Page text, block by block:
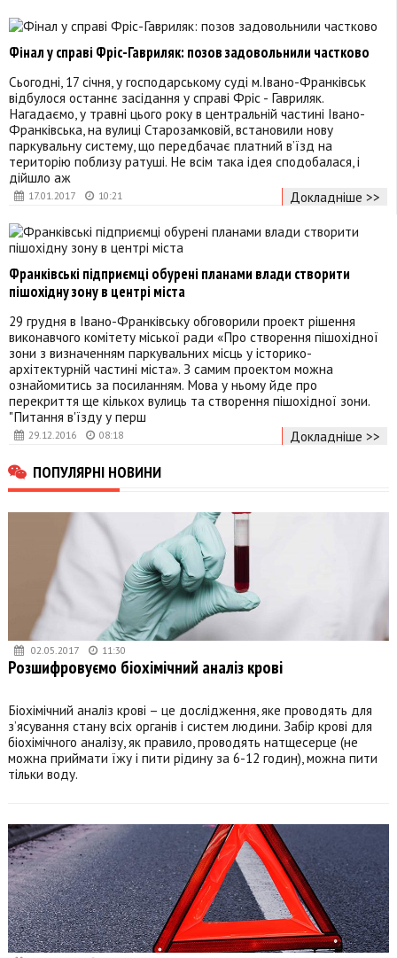
17.01.2017 10:21
Фінал у справі Фріс-Гавриляк: позов задовольнили частково
Сьогодні, 17 січня, у господарському суді м.Івано-Франківськ
відбулося останнє засідання у справі Фріс - Гавриляк.
Нагадаємо, у травні цього року в центральній частині Івано-
Франківська, на вулиці Старозамковій, встановили нову
паркувальну систему, що передбачає платний в’їзд на
територію поблизу ратуші. Не всім така ідея сподобалася, і
дійшло аж
Докладніше >>
29.12.2016 08:18
Франківські підприємці обурені планами влади створити
пішохідну зону в центрі міста
29 грудня в Івано-Франківську обговорили проект рішення
виконавчого комітету міської ради «Про створення пішохідної
зони з визначенням паркувальних місць у історико-
архітектурній частині міста». З самим проектом можна
ознайомитись за посиланням. Мова у ньому йде про
перекриття ще кількох вулиць та створення пішохідної зони.
"Питання в'їзду у перш
Докладніше >>
ПОПУЛЯРНІ НОВИНИ
02.05.2017 11:30
Розшифровуємо біохімічний аналіз крові
Біохімічний аналіз крові – це дослідження, яке проводять для
з’ясування стану всіх органів і систем людини. Забір крові для
біохімічного аналізу, як правило, проводять натщесерце (не
можна приймати їжу і пити рідину за 6-12 годин), можна пити
тільки воду.